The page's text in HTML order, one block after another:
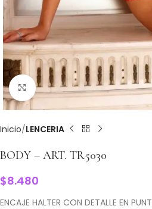
Clic para ampliar
Inicio LENCERIA
BODY – ART. TR5030
$8.480
ENCAJE HALTER CON DETALLE EN